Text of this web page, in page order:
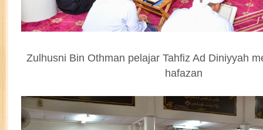
Zulhusni Bin Othman pelajar Tahfiz Ad Diniyyah
hafazan